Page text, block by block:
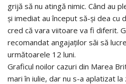
grijă să nu atingă nimic. Când au
și imediat au început să-și dea cu
cred că vara viitoare va fi diferit.
recomandat angajaților săi să
următoarele 12 luni.
Graficul noilor cazuri din Marea
mari în iulie, dar nu s-a aplatizat